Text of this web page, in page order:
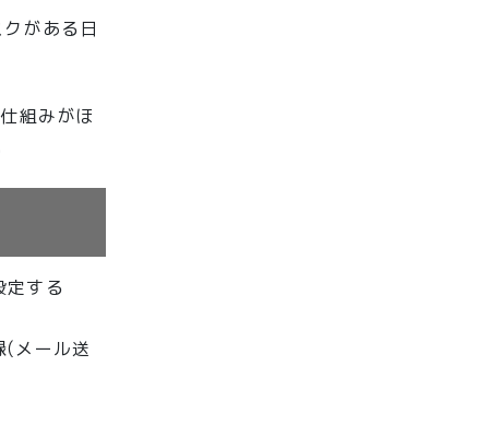
がある日
組みがほ
定する
(メール送